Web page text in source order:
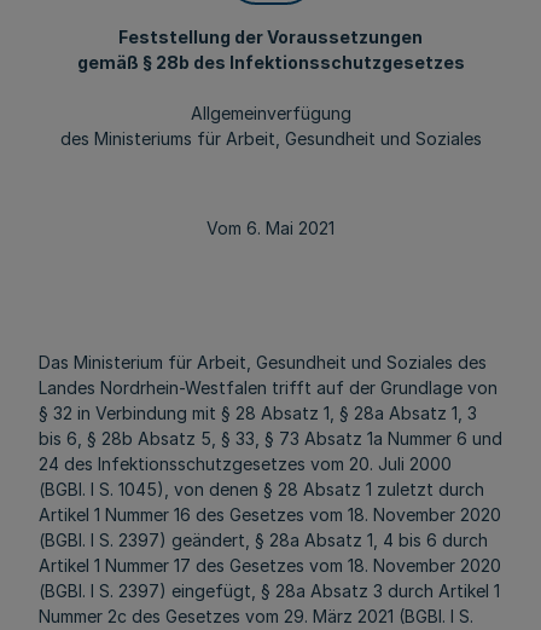
Feststellung der Voraussetzungen
gemäß § 28b des Infektionsschutzgesetzes
Allgemeinverfügung
des Ministeriums für Arbeit, Gesundheit und Soziales
Vom 6. Mai 2021
Das Ministerium für Arbeit, Gesundheit und Soziales des
Landes Nordrhein-Westfalen trifft auf der Grundlage von
§ 32 in Verbindung mit § 28 Absatz 1, § 28a Absatz 1, 3
bis 6, § 28b Absatz 5, § 33, § 73 Absatz 1a Nummer 6 und
24 des Infektionsschutzgesetzes vom 20. Juli 2000
(BGBl. I S. 1045), von denen § 28 Absatz 1 zuletzt durch
Artikel 1 Nummer 16 des Gesetzes vom 18. November 2020
(BGBl. I S. 2397) geändert, § 28a Absatz 1, 4 bis 6 durch
Artikel 1 Nummer 17 des Gesetzes vom 18. November 2020
(BGBl. I S. 2397) eingefügt, § 28a Absatz 3 durch Artikel 1
Nummer 2c des Gesetzes vom 29. März 2021 (BGBl. I S.